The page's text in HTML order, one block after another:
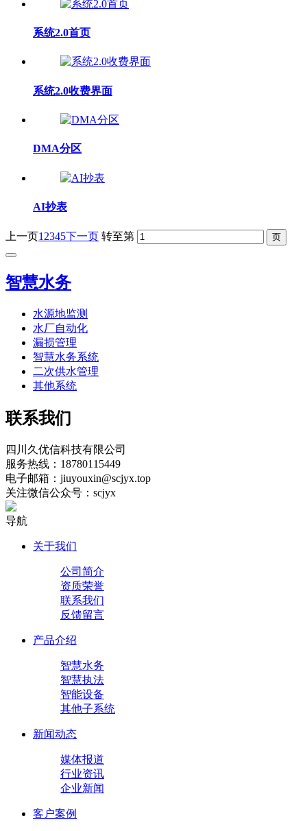
系统2.0首页
系统2.0收费界面
DMA分区
AI抄表
上一页1 2345下一页 转至第
智慧水务
水源地监测
水厂自动化
漏损管理
智慧水务系统
二次供水管理
其他系统
联系我们
四川久优信科技有限公司
服务热线：18780115449
电子邮箱：jiuyouxin@scjyx.top
关注微信公众号：scjyx
导航
关于我们
公司简介
资质荣誉
联系我们
反馈留言
产品介绍
智慧水务
智慧执法
智能设备
其他子系统
新闻动态
媒体报道
行业资讯
企业新闻
客户案例